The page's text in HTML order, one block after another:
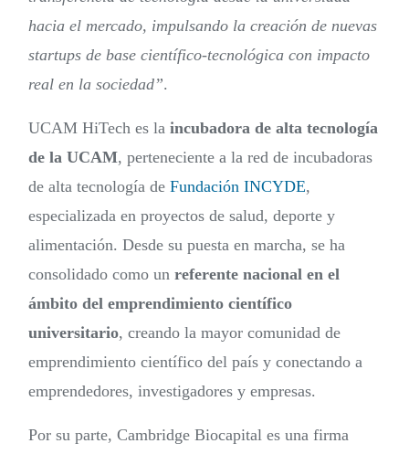
hacia el mercado, impulsando la creación de nuevas
startups de base científico-tecnológica con impacto
real en la sociedad”.
UCAM HiTech es la incubadora de alta tecnología
de la UCAM, perteneciente a la red de incubadoras
de alta tecnología de Fundación INCYDE,
especializada en proyectos de salud, deporte y
alimentación. Desde su puesta en marcha, se ha
consolidado como un referente nacional en el
ámbito del emprendimiento científico
universitario, creando la mayor comunidad de
emprendimiento científico del país y conectando a
emprendedores, investigadores y empresas.
Por su parte, Cambridge Biocapital es una firma